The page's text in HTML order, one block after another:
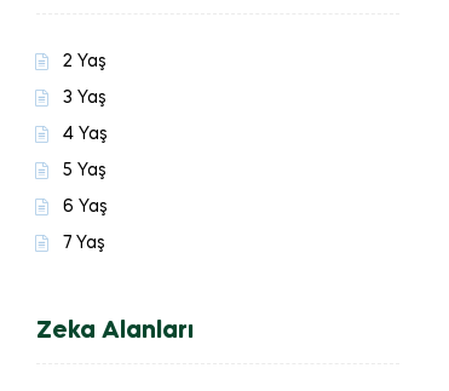
2 Yaş
3 Yaş
4 Yaş
5 Yaş
6 Yaş
7 Yaş
Zeka Alanları